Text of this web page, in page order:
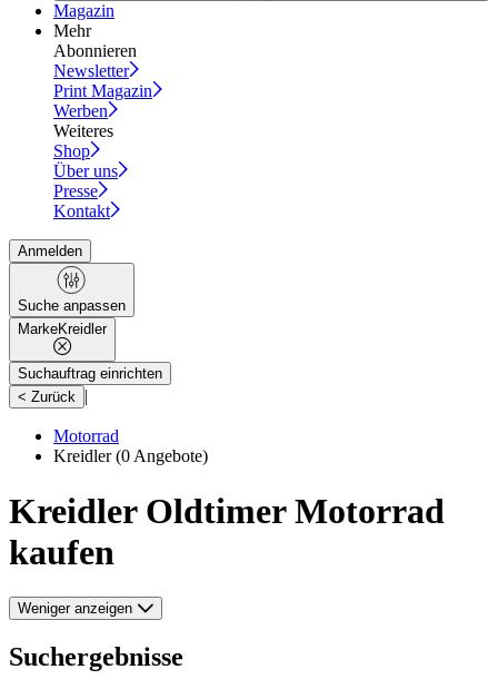
Magazin
Mehr
Abonnieren
Newsletter
Print Magazin
Werben
Weiteres
Shop
Über uns
Presse
Kontakt
Anmelden
Suche anpassen
MarkeKreidler
Suchauftrag einrichten
< Zurück |
Motorrad
Kreidler(0 Angebote)
Kreidler Oldtimer Motorrad
kaufen
Weniger anzeigen
Suchergebnisse